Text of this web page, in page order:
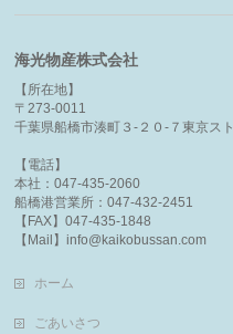
海光物産株式会社
【所在地】
〒273-0011
千葉県船橋市湊町３-２０-７東京ス
【電話】
本社：047-435-2060
船橋港営業所：047-432-2451
【FAX】047-435-1848
【Mail】info@kaikobussan.com
ホーム
ごあいさつ